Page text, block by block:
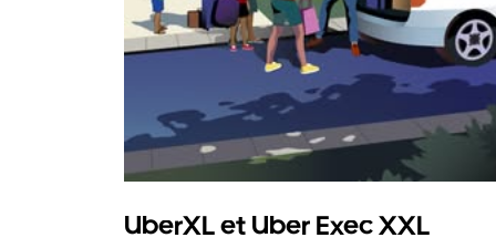
UberXL et Uber Exec XXL